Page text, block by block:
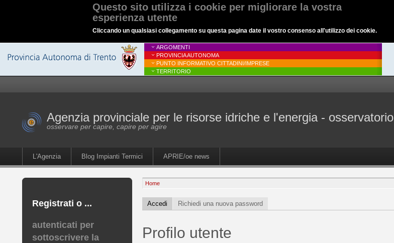
Questo sito utilizza i cookie per migliorare la vostra
esperienza utente
Cliccando un qualsiasi collegamento su questa pagina date il vostro consenso all'utilizzo dei cookie.
ARGOMENTI
PROVINCIA AUTONOMA
PUNTO INFORMATIVO CITTADINI/IMPRESE
TERRITORIO
Agenzia provinciale per le risorse idriche e l'energia - osservatorio
osservare per capire, capire per agire
L'Agenzia Blog Impianti Termici APRIE/oe news
Registrati o ...
autenticati per
sottoscrivere la
Home
Accedi Richiedi una nuova password
Profilo utente